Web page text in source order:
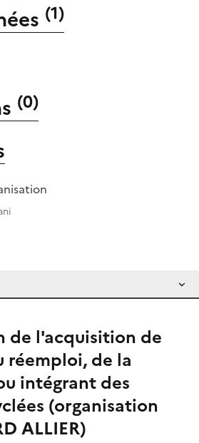
(1)
(0)
de l'acquisition de
réemploi, de la
intégrant des
(organisation
ALLIER)